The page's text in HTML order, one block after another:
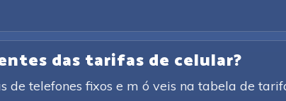
das tarifas de celular?
de telefones fixos e m ó veis na tabela de